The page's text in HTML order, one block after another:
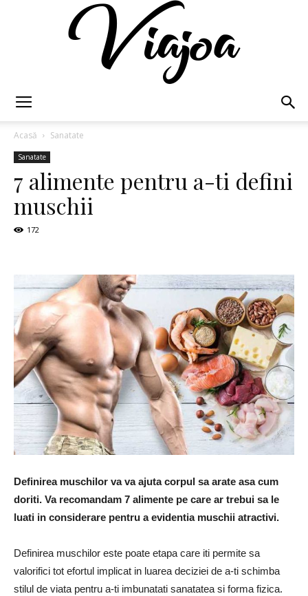
Acasă Sanatate
Sanatate
7 alimente pentru a-ti defini
muschii
172
Definirea muschilor va va ajuta corpul sa arate asa cum
doriti. Va recomandam 7 alimente pe care ar trebui sa le
luati in considerare pentru a evidentia muschii atractivi.
Definirea muschilor este poate etapa care iti permite sa
valorifici tot efortul implicat in luarea deciziei de a-ti schimba
stilul de viata pentru a-ti imbunatati sanatatea si forma fizica.